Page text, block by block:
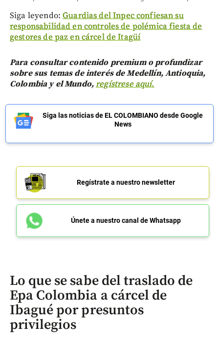
Siga leyendo:Guardias del Inpec confiesan su
responsabilidad en controles de polémica fiesta de
gestores de paz en cárcel de Itagüí
Para consultar contenido premium o profundizar
sobre sus temas de interés de Medellín, Antioquia,
Colombia y el Mundo,regístrese aquí.
Siga las noticias de EL COLOMBIANO desde Google
News
Regístrate a nuestro newsletter
Únete a nuestro canal de Whatsapp
Lo que se sabe del traslado de
Epa Colombia a cárcel de
Ibagué por presuntos
privilegios